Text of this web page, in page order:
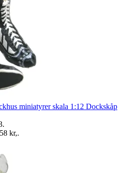
miniatyrer skala 1:12 Dockskåp
.
58 kr,.